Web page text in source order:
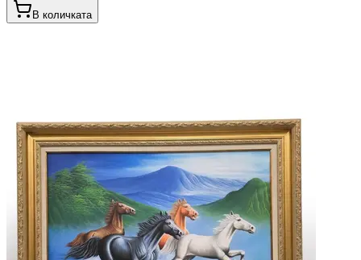
В количката